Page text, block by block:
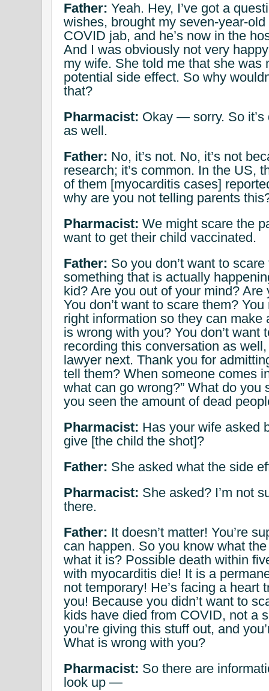
Father: Yeah. Hey, I’ve got a
wishes, brought my seven-year-
COVID jab, and he’s now in the
And I was obviously not very
my wife. She told me that she was
potential side effect. So why
that?
Pharmacist: Okay — sorry. So
as well.
Father: No, it’s not. No, it’s not
research; it’s common. In the US,
of them [myocarditis cases]
why are you not telling parents
Pharmacist: We might scare the
want to get their child vaccinated.
Father: So you don’t want to
something that is actually
kid? Are you out of your mind?
You don’t want to scare them?
right information so they can make
is wrong with you? You don’t want
recording this conversation as
lawyer next. Thank you for
tell them? When someone comes
what can go wrong?” What do you
you seen the amount of dead
Pharmacist: Has your wife asked
give [the child the shot]?
Father: She asked what the side
Pharmacist: She asked? I’m not
there.
Father: It doesn’t matter! You’re
can happen. So you know what
what it is? Possible death within
with myocarditis die! It is a
not temporary! He’s facing a heart
you! Because you didn’t want to
kids have died from COVID, not a
you’re giving this stuff out, and
What is wrong with you?
Pharmacist: So there are
look up —